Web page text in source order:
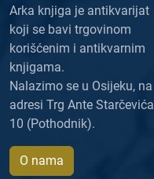
Arka knjiga je antikvarijat
koji se bavi trgovinom
korišćenim i antikvarnim
knjigama.
Nalazimo se u Osijeku, na
adresi Trg Ante Starčevića
10 (Pothodnik).
O nama